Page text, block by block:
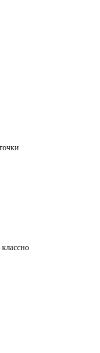
классно